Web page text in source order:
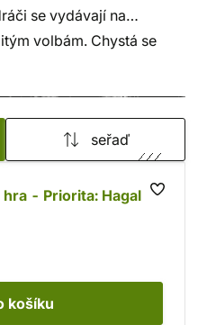
se vydávají na
volbám. Chystá se
Effect. Příběh má být
Sheparda.
seřaď
- Priorita: Hagalaz
košíku